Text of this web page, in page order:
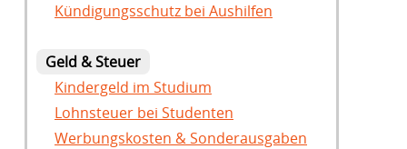
Kündigungsschutz bei Aushilfen
Geld & Steuer
Kindergeld im Studium
Lohnsteuer bei Studenten
Werbungskosten & Sonderausgaben